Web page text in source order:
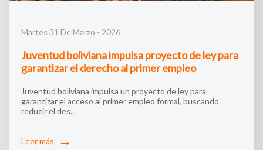
Martes 31 De Marzo - 2026
Juventud boliviana impulsa proyecto de ley para
garantizar el derecho al primer empleo
Juventud boliviana impulsa un proyecto de ley para
garantizar el acceso al primer empleo formal, buscando
reducir el des...
Leer más